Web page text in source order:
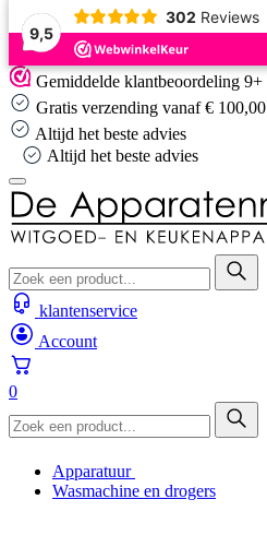
9,5
302 Reviews
Skip
to
content
Gemiddelde klantbeoordeling 9+
Gratis verzending vanaf € 100,00
Altijd het beste advies
Altijd het beste advies
klantenservice
Account
0
Apparatuur
Wasmachine en drogers